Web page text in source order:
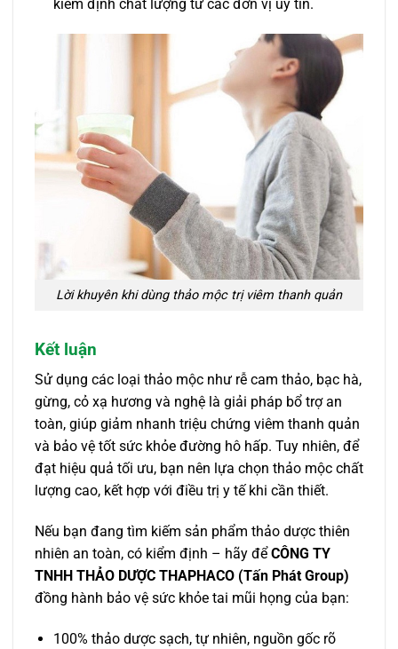
kiểm định chất lượng từ các đơn vị uy tín.
Lời khuyên khi dùng thảo mộc trị viêm thanh quản
Kết luận
Sử dụng các loại thảo mộc như rễ cam thảo, bạc hà,
gừng, cỏ xạ hương và nghệ là giải pháp bổ trợ an
toàn, giúp giảm nhanh triệu chứng viêm thanh quản
và bảo vệ tốt sức khỏe đường hô hấp. Tuy nhiên, để
đạt hiệu quả tối ưu, bạn nên lựa chọn thảo mộc chất
lượng cao, kết hợp với điều trị y tế khi cần thiết.
Nếu bạn đang tìm kiếm sản phẩm thảo dược thiên
nhiên an toàn, có kiểm định – hãy để CÔNG TY
TNHH THẢO DƯỢC THAPHACO (Tấn Phát Group)
đồng hành bảo vệ sức khỏe tai mũi họng của bạn:
100% thảo dược sạch, tự nhiên, nguồn gốc rõ